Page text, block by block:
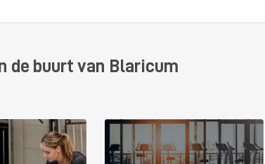
de buurt van Blaricum